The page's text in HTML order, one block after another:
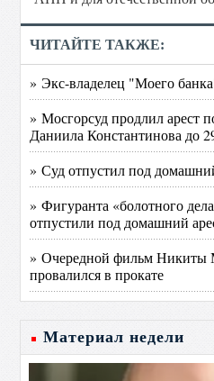
ЧИТАЙТЕ ТАКЖЕ:
» Экс-владелец "Моего
» Мосгорсуд продлил арест
Даниила Константинова до
» Суд отпустил под
» Фигуранта «болотного
отпустили под домашний
» Очередной фильм Никиты
провалился в прокате
Материал недели